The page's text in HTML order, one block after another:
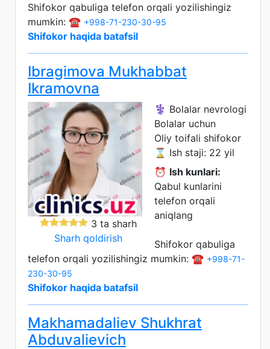
Shifokor qabuliga telefon orqali yozilishingiz
mumkin: ☎️ +998-71-230-30-95
Shifokor haqida batafsil
Ibragimova Mukhabbat
Ikramovna
3 ta sharh
Sharh qoldirish
⚕️ Bolalar nevrologi
Bolalar uchun
Oliy toifali shifokor
⌛ Ish staji: 22 yil
⏰ Ish kunlari:
Qabul kunlarini
telefon orqali
aniqlang
Shifokor qabuliga
telefon orqali yozilishingiz mumkin: ☎️ +998-71-
230-30-95
Shifokor haqida batafsil
Makhamadaliev Shukhrat
Abduvalievich